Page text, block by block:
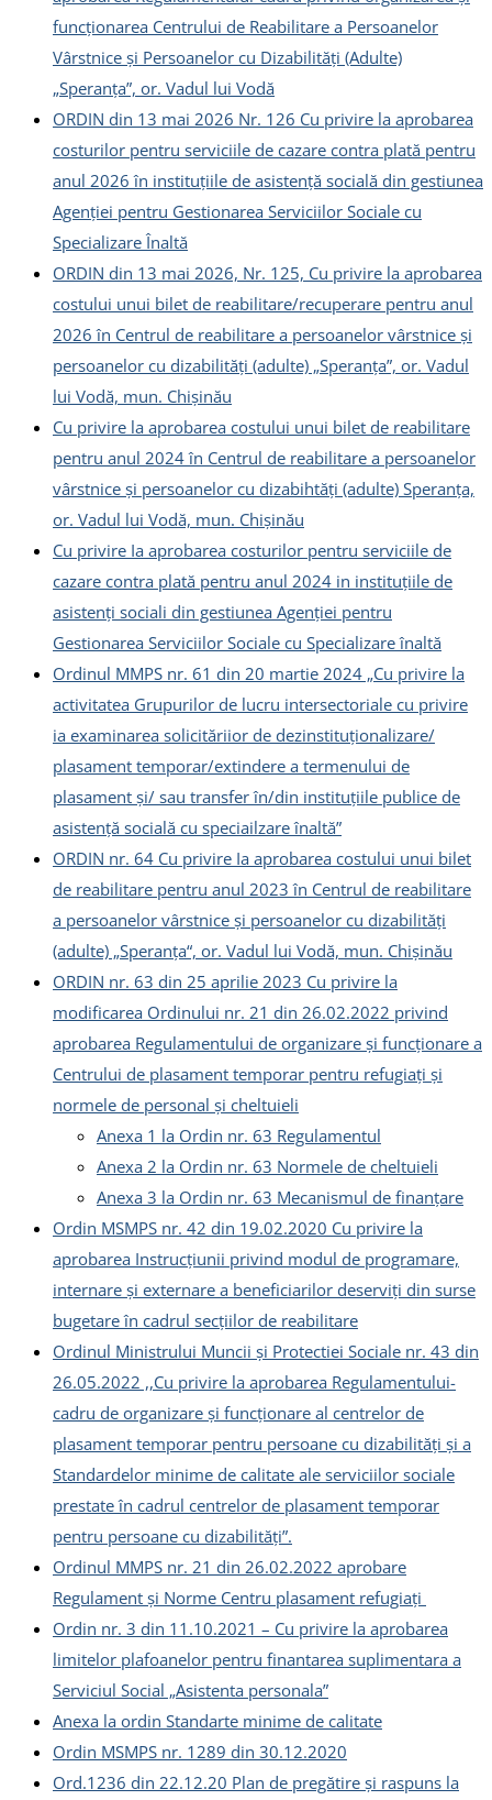
funcționarea Centrului de Reabilitare a Persoanelor
Vârstnice și Persoanelor cu Dizabilități (Adulte)
„Speranța”, or. Vadul lui Vodă
ORDIN din 13 mai 2026 Nr. 126 Cu privire la aprobarea
costurilor pentru serviciile de cazare contra plată pentru
anul 2026 în instituțiile de asistență socială din gestiunea
Agenției pentru Gestionarea Serviciilor Sociale cu
Specializare Înaltă
ORDIN din 13 mai 2026, Nr. 125, Cu privire la aprobarea
costului unui bilet de reabilitare/recuperare pentru anul
2026 în Centrul de reabilitare a persoanelor vârstnice și
persoanelor cu dizabilități (adulte) „Speranța”, or. Vadul
lui Vodă, mun. Chișinău
Cu privire la aprobarea costului unui bilet de reabilitare
pentru anul 2024 în Centrul de reabilitare a persoanelor
vârstnice şi persoanelor cu dizabihtăţi (adulte) Speranţa,
or. Vadul lui Vodă, mun. Chişinău
Cu privire Ia aprobarea costurilor pentru serviciile de
cazare contra plată pentru anul 2024 in instituțiile de
asistenți sociali din gestiunea Agenției pentru
Gestionarea Serviciilor Sociale cu Specializare înaltă
Ordinul MMPS nr. 61 din 20 martie 2024 „Cu privire la
activitatea Grupurilor de lucru intersectoriale cu privire
ia examinarea solicităriior de dezinstituţionalizare/
plasament temporar/extindere a termenului de
plasament şi/ sau transfer în/din instituţiile publice de
asistenţă socială cu speciailzare înaltă”
ORDIN nr. 64 Cu privire Ia aprobarea costului unui bilet
de reabilitare pentru anul 2023 în Centrul de reabilitare
a persoanelor vârstnice şi persoanelor cu dizabilităţi
(adulte) „Speranţa“, or. Vadul lui Vodă, mun. Chişinău
ORDIN nr. 63 din 25 aprilie 2023 Cu privire la
modificarea Ordinului nr. 21 din 26.02.2022 privind
aprobarea Regulamentului de organizare și funcționare a
Centrului de plasament temporar pentru refugiați și
normele de personal și cheltuieli
Anexa 1 la Ordin nr. 63 Regulamentul
Anexa 2 la Ordin nr. 63 Normele de cheltuieli
Anexa 3 la Ordin nr. 63 Mecanismul de finanțare
Ordin MSMPS nr. 42 din 19.02.2020 Cu privire la
aprobarea Instrucţiunii privind modul de programare,
internare şi externare a beneficiarilor deserviţi din surse
bugetare în cadrul secţiilor de reabilitare
Ordinul Ministrului Muncii și Protectiei Sociale nr. 43 din
26.05.2022 ,,Cu privire la aprobarea Regulamentului-
cadru de organizare și funcționare al centrelor de
plasament temporar pentru persoane cu dizabilități și a
Standardelor minime de calitate ale serviciilor sociale
prestate în cadrul centrelor de plasament temporar
pentru persoane cu dizabilități”.
Ordinul MMPS nr. 21 din 26.02.2022 aprobare
Regulament și Norme Centru plasament refugiați
Ordin nr. 3 din 11.10.2021 – Cu privire la aprobarea
limitelor plafoanelor pentru finantarea suplimentara a
Serviciul Social „Asistenta personala”
Anexa la ordin Standarte minime de calitate
Ordin MSMPS nr. 1289 din 30.12.2020
Ord.1236 din 22.12.20 Plan de pregătire și raspuns la